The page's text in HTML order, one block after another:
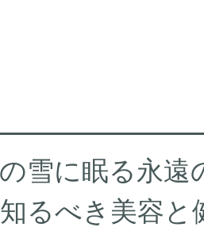
雪に眠る永遠
るべき美容と